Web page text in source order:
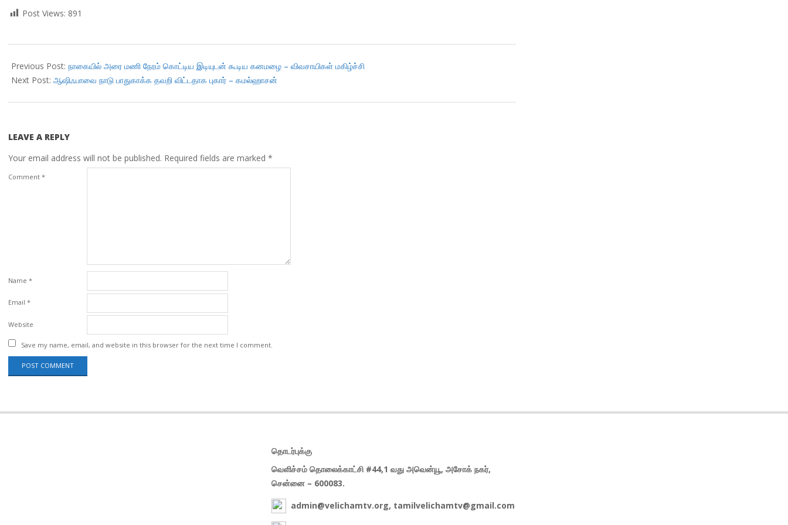
Post Views: 891
04-
12
Previous Post: நாகையில் அரை மணி நேரம் கொட்டிய இடியுடன் கூடிய கனமழை – விவசாயிகள் மகிழ்ச்சி
Next Post: ஆஷிஃபாவை நாடு பாதுகாக்க தவறி விட்டதாக புகார் – கமல்ஹாசன்
LEAVE A REPLY
Your email address will not be published. Required fields are marked *
Comment *
Name *
Email *
Website
Save my name, email, and website in this browser for the next time I comment.
தொடர்புக்கு
வெளிச்சம் தொலைக்காட்சி #44,1 வது அவென்யூ, அசோக் நகர்,
சென்னை – 600083.
admin@velichamtv.org, tamilvelichamtv@gmail.com